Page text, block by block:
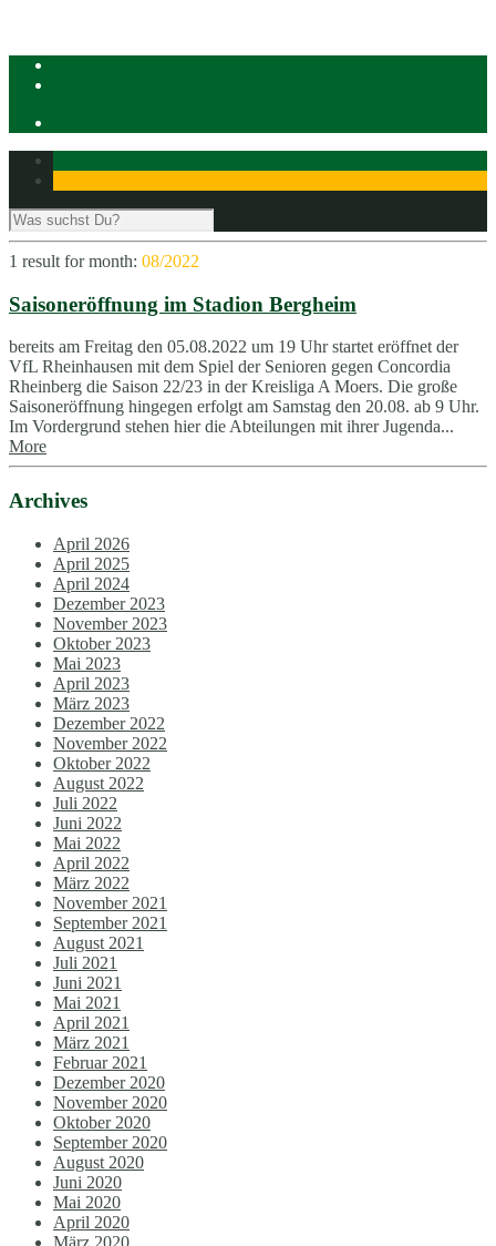
1 result formonth: 08/2022
Saisoneröffnung im Stadion Bergheim
bereits am Freitag den 05.08.2022 um 19 Uhr startet eröffnet der
VfL Rheinhausen mit dem Spiel der Senioren gegen Concordia
Rheinberg die Saison 22/23 in der Kreisliga A Moers. Die große
Saisoneröffnung hingegen erfolgt am Samstag den 20.08. ab 9 Uhr.
Im Vordergrund stehen hier die Abteilungen mit ihrer Jugenda...
More
Archives
April 2026
April 2025
April 2024
Dezember 2023
November 2023
Oktober 2023
Mai 2023
April 2023
März 2023
Dezember 2022
November 2022
Oktober 2022
August 2022
Juli 2022
Juni 2022
Mai 2022
April 2022
März 2022
November 2021
September 2021
August 2021
Juli 2021
Juni 2021
Mai 2021
April 2021
März 2021
Februar 2021
Dezember 2020
November 2020
Oktober 2020
September 2020
August 2020
Juni 2020
Mai 2020
April 2020
März 2020